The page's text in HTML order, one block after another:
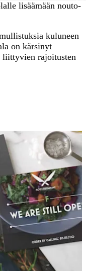
lisäämään nouto-
kuluneen
on kärsinyt
liittyvien rajoitusten